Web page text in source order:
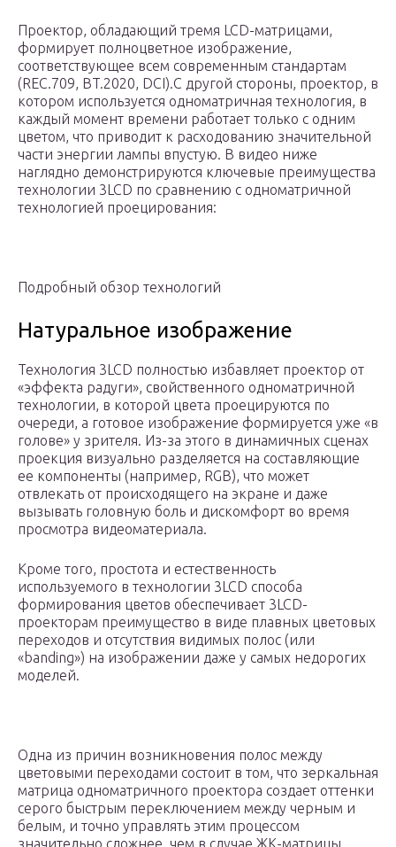
Проектор, обладающий тремя LCD-матрицами,
формирует полноцветное изображение,
соответствующее всем современным стандартам
(REC.709, BT.2020, DCI).С другой стороны, проектор, в
котором используется одноматричная технология, в
каждый момент времени работает только с одним
цветом, что приводит к расходованию значительной
части энергии лампы впустую. В видео ниже
наглядно демонстрируются ключевые преимущества
технологии 3LCD по сравнению с одноматричной
технологией проецирования:
Подробный обзор технологий
Натуральное изображение
Технология 3LCD полностью избавляет проектор от
«эффекта радуги», свойственного одноматричной
технологии, в которой цвета проецируются по
очереди, а готовое изображение формируется уже «в
голове» у зрителя. Из-за этого в динамичных сценах
проекция визуально разделяется на составляющие
ее компоненты (например, RGB), что может
отвлекать от происходящего на экране и даже
вызывать головную боль и дискомфорт во время
просмотра видеоматериала.
Кроме того, простота и естественность
используемого в технологии 3LCD способа
формирования цветов обеспечивает 3LCD-
проекторам преимущество в виде плавных цветовых
переходов и отсутствия видимых полос (или
«banding») на изображении даже у самых недорогих
моделей.
Одна из причин возникновения полос между
цветовыми переходами состоит в том, что зеркальная
матрица одноматричного проектора создает оттенки
серого быстрым переключением между черным и
белым, и точно управлять этим процессом
значительно сложнее, чем в случае ЖК-матрицы